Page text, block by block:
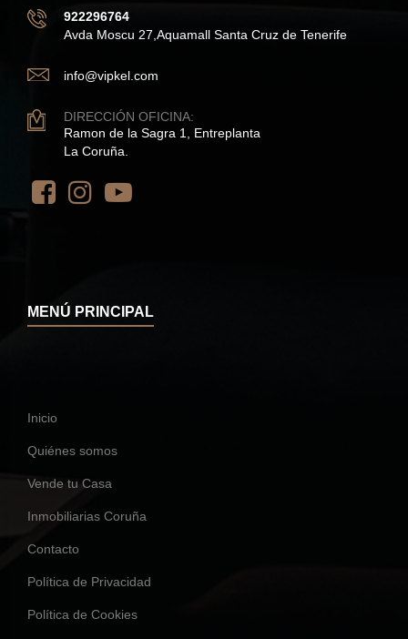
922296764
Avda Moscu 27,Aquamall Santa Cruz de Tenerife
info@vipkel.com
DIRECCIÓN OFICINA:
Ramon de la Sagra 1, Entreplanta
La Coruña.
MENÚ PRINCIPAL
Inicio
Quiénes somos
Vende tu Casa
Inmobiliarias Coruña
Contacto
Política de Privacidad
Política de Cookies